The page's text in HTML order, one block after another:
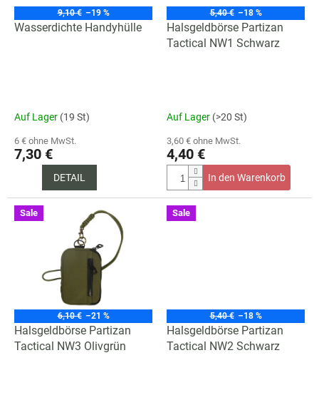
P
9,10 € –19 %
Wasserdichte Handyhülle
Auf Lager (19 St)
6 € ohne MwSt.
7,30 €
DETAIL
5,40 € –18 %
Halsgeldbörse Partizan
Tactical NW1 Schwarz
Auf Lager (>20 St)
3,60 € ohne MwSt.
4,40 €
In den Warenkorb
Sale
6,10 € –21 %
Halsgeldbörse Partizan
Tactical NW3 Olivgrün
Sale
5,40 € –18 %
Halsgeldbörse Partizan
Tactical NW2 Schwarz